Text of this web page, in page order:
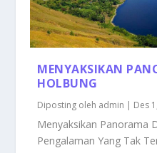
MENYAKSIKAN
HOLBUNG
Diposting oleh admin | Des
Menyaksikan Panorama
Pengalaman Yang Tak